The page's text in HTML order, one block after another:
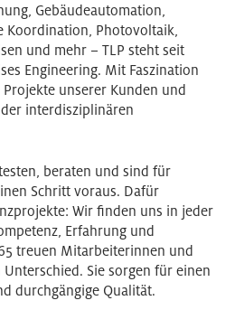
Gebäudeautomation,
Koordination, Photovoltaik,
und mehr – TLP steht seit
Engineering. Mit Faszination
unserer Kunden und
interdisziplinären
beraten und sind für
Schritt voraus. Dafür
Wir finden uns in jeder
Erfahrung und
treuen Mitarbeiterinnen und
Sie sorgen für einen
durchgängige Qualität.